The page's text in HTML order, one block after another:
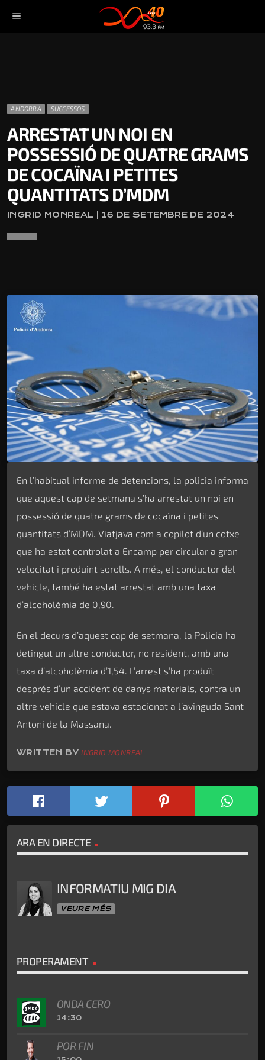
menu
ANDORRA SUCCESSOS
ARRESTAT UN NOI EN
POSSESSIÓ DE QUATRE GRAMS
DE COCAÏNA I PETITES
QUANTITATS D’MDM
INGRID MONREAL | 16 DE SETEMBRE DE 2024
En l’habitual informe de detencions, la policia informa
que aquest cap de setmana s’ha arrestat un noi en
possessió de quatre grams de cocaïna i petites
quantitats d’MDM. Viatjava com a copilot d’un cotxe
que ha estat controlat a Encamp per circular a gran
velocitat i produint sorolls. A més, el conductor del
vehicle, també ha estat arrestat amb una taxa
d’alcoholèmia de 0,90.
En el decurs d’aquest cap de setmana, la Policia ha
detingut un altre conductor, no resident, amb una
taxa d’alcoholèmia d’1,54. L’arrest s’ha produït
després d’un accident de danys materials, contra un
altre vehicle que estava estacionat a l’avinguda Sant
Antoni de la Massana.
WRITTEN BYINGRID MONREAL
ARA EN DIRECTE
INFORMATIU MIG DIA
VEURE MÉS
PROPERAMENT
ONDA CERO
14:30
POR FIN